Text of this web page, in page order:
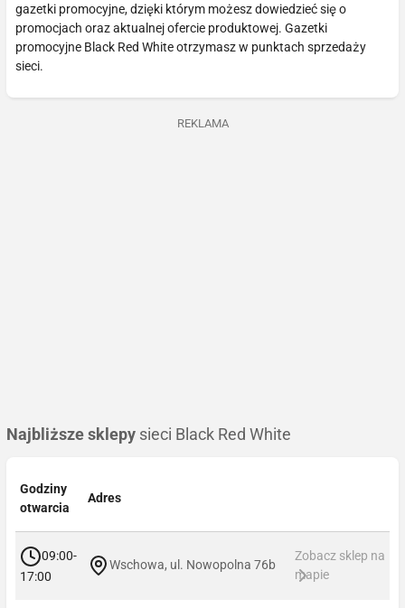
gazetki promocyjne, dzięki którym możesz dowiedzieć się o
promocjach oraz aktualnej ofercie produktowej. Gazetki
promocyjne Black Red White otrzymasz w punktach sprzedaży
sieci.
REKLAMA
Najbliższe sklepy sieci Black Red White
Godziny
otwarcia
Adres
09:00-
17:00
Wschowa, ul. Nowopolna 76b
Zobacz sklep na
mapie